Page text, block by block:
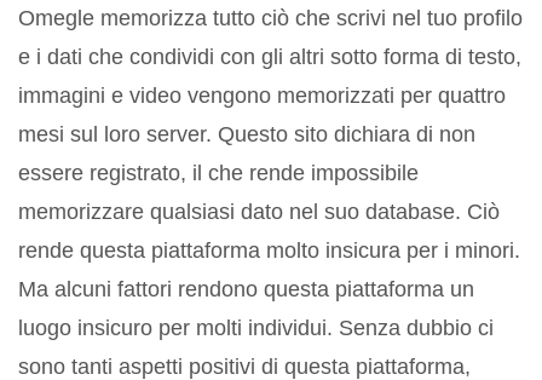
Omegle memorizza tutto ciò che scrivi nel tuo profilo
e i dati che condividi con gli altri sotto forma di testo,
immagini e video vengono memorizzati per quattro
mesi sul loro server. Questo sito dichiara di non
essere registrato, il che rende impossibile
memorizzare qualsiasi dato nel suo database. Ciò
rende questa piattaforma molto insicura per i minori.
Ma alcuni fattori rendono questa piattaforma un
luogo insicuro per molti individui. Senza dubbio ci
sono tanti aspetti positivi di questa piattaforma,